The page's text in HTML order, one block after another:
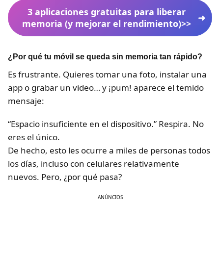
3 aplicaciones gratuitas para liberar
memoria (y mejorar el rendimiento)>>
¿Por qué tu móvil se queda sin memoria tan rápido?
Es frustrante. Quieres tomar una foto, instalar una
app o grabar un video… y ¡pum! aparece el temido
mensaje:
“Espacio insuficiente en el dispositivo.” Respira. No
eres el único.
De hecho, esto les ocurre a miles de personas todos
los días, incluso con celulares relativamente
nuevos. Pero, ¿por qué pasa?
ANÚNCIOS